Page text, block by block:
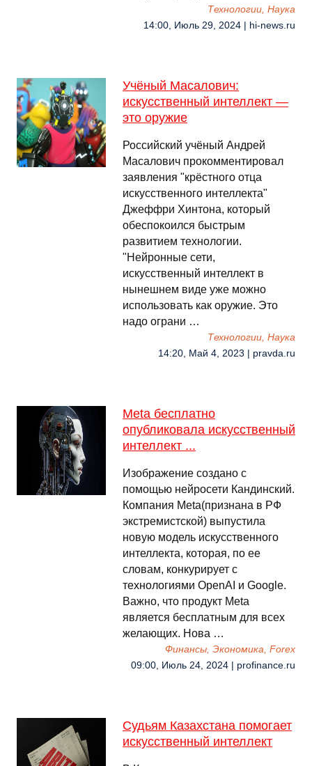
Технологии, Наука
14:00, Июль 29, 2024 | hi-news.ru
Учёный Масалович:
искусственный интеллект —
это оружие
Российский учёный Андрей
Масалович прокомментировал
заявления "крёстного отца
искусственного интеллекта"
Джеффри Хинтона, который
обеспокоился быстрым
развитием технологии.
"Нейронные сети,
искусственный интеллект в
нынешнем виде уже можно
использовать как оружие. Это
надо ограни …
Технологии, Наука
14:20, Май 4, 2023 | pravda.ru
Meta бесплатно
опубликовала искусственный
интеллект ...
Изображение создано с
помощью нейросети Кандинский.
Компания Meta(признана в РФ
экстремистской) выпустила
новую модель искусственного
интеллекта, которая, по ее
словам, конкурирует с
технологиями OpenAI и Google.
Важно, что продукт Meta
является бесплатным для всех
желающих. Нова …
Финансы, Экономика, Forex
09:00, Июль 24, 2024 | profinance.ru
Судьям Казахстана помогает
искусственный интеллект